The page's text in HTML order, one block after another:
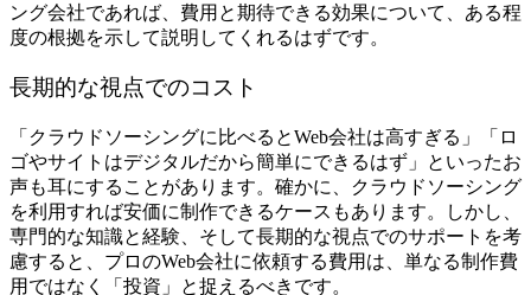
ング会社であれば、費用と期待できる効果について、ある程
度の根拠を示して説明してくれるはずです。
長期的な視点でのコスト
「クラウドソーシングに比べるとWeb会社は高すぎる」「ロ
ゴやサイトはデジタルだから簡単にできるはず」といったお
声も耳にすることがあります。確かに、クラウドソーシング
を利用すれば安価に制作できるケースもあります。しかし、
専門的な知識と経験、そして長期的な視点でのサポートを考
慮すると、プロのWeb会社に依頼する費用は、単なる制作費
用ではなく「投資」と捉えるべきです。